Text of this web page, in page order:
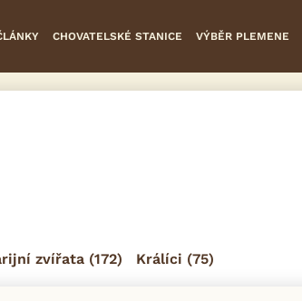
CHOVATELSKÉ STANICE VÝBĚR PLEMENE
zvířata (172) Králíci (75)